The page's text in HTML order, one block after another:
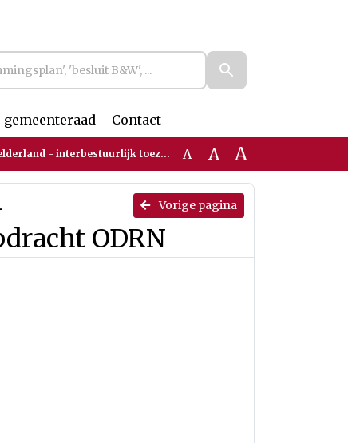
gemeenteraad Contact
toezicht VTH opdracht ODRN A A A
Vorige pagina
ODRN